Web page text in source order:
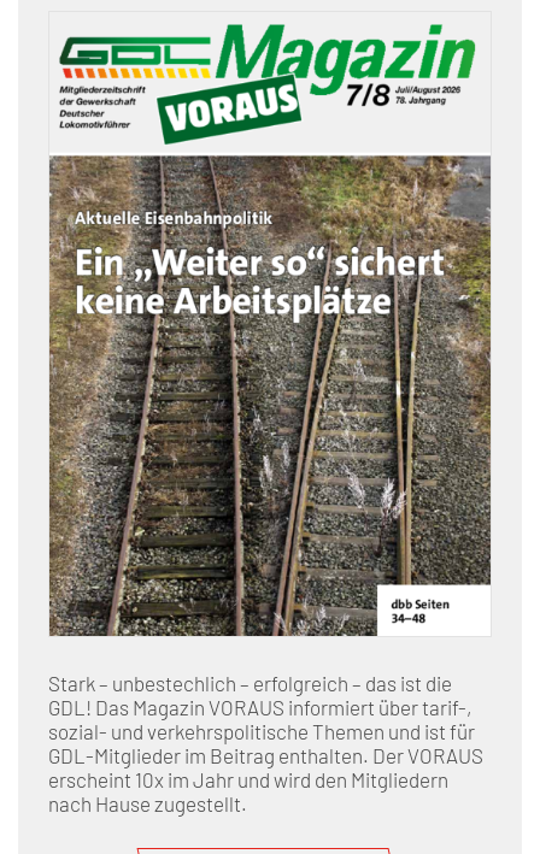
Stark – unbestechlich – erfolgreich – das ist die
GDL! Das Magazin VORAUS informiert über tarif-,
sozial- und verkehrspolitische Themen und ist für
GDL-Mitglieder im Beitrag enthalten. Der VORAUS
erscheint 10x im Jahr und wird den Mitgliedern
nach Hause zugestellt.